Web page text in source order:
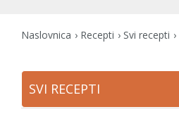
Naslovnica Recepti Svi recepti
SVI RECEPTI